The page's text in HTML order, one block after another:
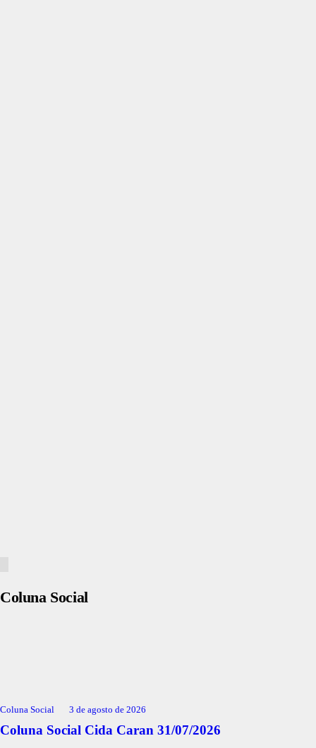
Coluna Social
Coluna Social 3 de agosto de 2026
Coluna Social Cida Caran 31/07/2026